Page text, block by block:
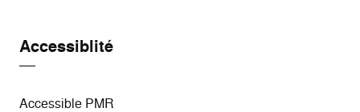
Accessiblité
Accessible PMR